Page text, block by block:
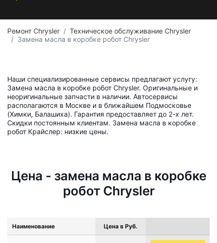
Ремонт Chrysler
Техническое обслуживание Chrysler
Замена масла в коробке робот Chrysler
Наши специализированные сервисы предлагают услугу:
Замена масла в коробке робот Chrysler. Оригинальные и
неоригинальные запчасти в наличии. Автосервисы
располагаются в Москве и в ближайшем Подмосковье
(Химки, Балашиха). Гарантия предоставляет до 2-х лет.
Скидки постоянным клиентам. Замена масла в коробке
робот Крайслер: низкие цены.
Цена - замена масла в коробке
робот Chrysler
Наименование Цена в Руб.